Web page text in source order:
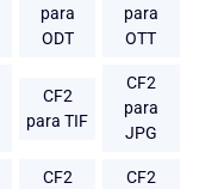
para
ODT
para
OTT
CF2
para TIF
CF2
para
JPG
CF2
CF2